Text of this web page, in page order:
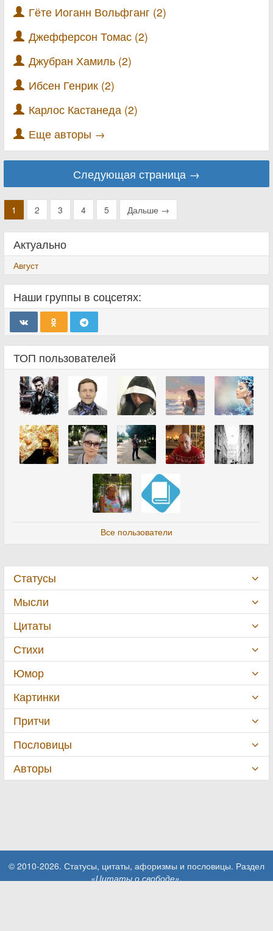
Гёте Иоганн Вольфганг (2)
Джефферсон Томас (2)
Джубран Хамиль (2)
Ибсен Генрик (2)
Карлос Кастанеда (2)
Еще авторы →
Следующая страница →
1 2 3 4 5 Дальше →
Актуально
Август
Наши группы в соцсетях:
ТОП пользователей
Все пользователи
Статусы
Мысли
Цитаты
Стихи
Юмор
Картинки
Притчи
Пословицы
Авторы
© 2010-2026. Статусы, цитаты, афоризмы и пословицы. Раздел
«Цитаты о свободе».